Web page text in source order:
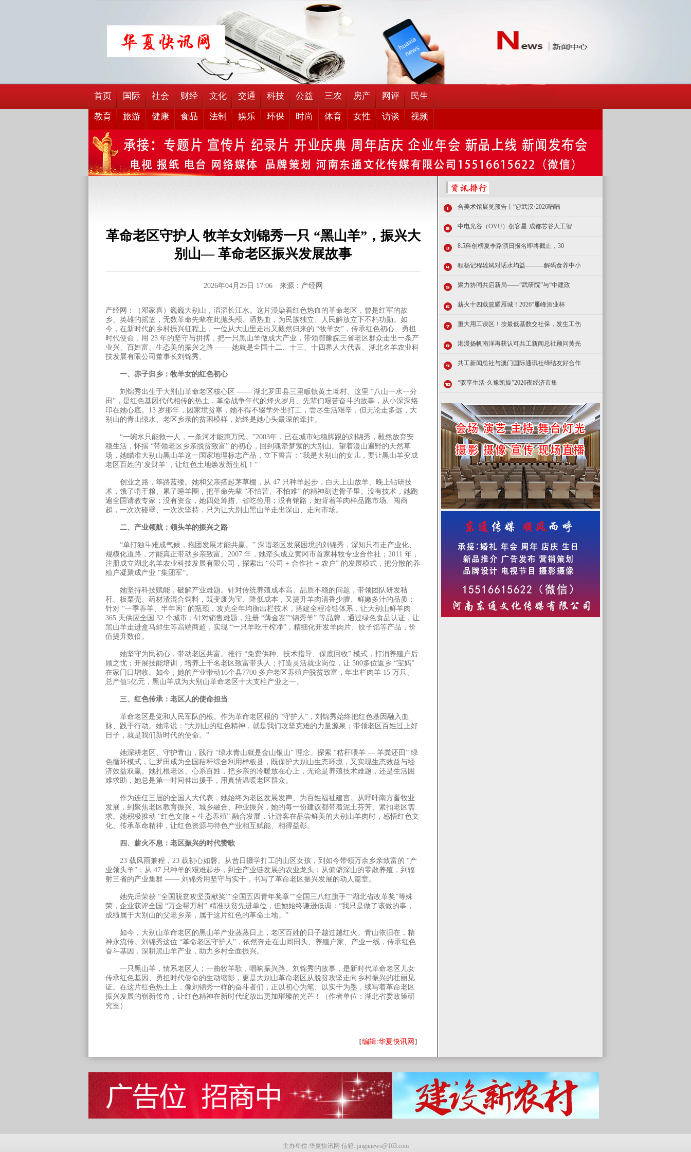
首页 国际 社会 财经 文化 交通 科技 公益 三农 房产 网评 民生
教育 旅游 健康 食品 法制 娱乐 环保 时尚 体育 女性 访谈 视频
革命老区守护人 牧羊女刘锦秀一只 “黑山羊”，振兴大
别山— 革命老区振兴发展故事
2026年04月29日 17:06 来源：产经网
产经网：（邓家喜）巍巍大别山，滔滔长江水。这片浸染着红色热血的革命老区，曾是红军的故
乡、英雄的摇篮，无数革命先辈在此抛头颅、洒热血，为民族独立、人民解放立下不朽功勋。如
今，在新时代的乡村振兴征程上，一位从大山里走出又毅然归来的 “牧羊女”，传承红色初心、勇担
时代使命，用 23 年的坚守与拼搏，把一只黑山羊做成大产业，带领鄂豫皖三省老区群众走出一条产
业兴、百姓富、生态美的振兴之路 —— 她就是全国十二、十三、十四界人大代表、湖北名羊农业科
技发展有限公司董事长刘锦秀。
一、赤子归乡：牧羊女的红色初心
刘锦秀出生于大别山革命老区核心区 —— 湖北罗田县三里畈镇黄土坳村。这里 “八山一水一分
田”，是红色基因代代相传的热土，革命战争年代的烽火岁月、先辈们艰苦奋斗的故事，从小深深烙
印在她心底。13 岁那年，因家境贫寒，她不得不辍学外出打工，尝尽生活艰辛，但无论走多远，大
别山的青山绿水、老区乡亲的贫困模样，始终是她心头最深的牵挂。
“一碗水只能救一人，一条河才能惠万民。”2003年，已在城市站稳脚跟的刘锦秀，毅然放弃安
稳生活，怀揣 “带领老区乡亲脱贫致富” 的初心，回到魂牵梦萦的大别山。望着漫山遍野的天然草
场，她瞄准大别山黑山羊这一国家地理标志产品，立下誓言：“我是大别山的女儿，要让黑山羊变成
老区百姓的‘发财羊’，让红色土地焕发新生机！”
创业之路，筚路蓝缕。她和父亲搭起茅草棚，从 47 只种羊起步，白天上山放羊、晚上钻研技
术，饿了啃干粮、累了睡羊圈，把革命先辈 “不怕苦、不怕难” 的精神刻进骨子里。没有技术，她跑
遍全国请教专家；没有资金，她四处筹措、省吃俭用；没有销路，她背着羊肉样品跑市场、闯商
超，一次次碰壁、一次次坚持，只为让大别山黑山羊走出深山、走向市场。
二、产业领航：领头羊的振兴之路
“单打独斗难成气候，抱团发展才能共赢。” 深谙老区发展困境的刘锦秀，深知只有走产业化、
规模化道路，才能真正带动乡亲致富。2007 年，她牵头成立黄冈市首家林牧专业合作社；2011 年，
注册成立湖北名羊农业科技发展有限公司，探索出 “公司 + 合作社 + 农户” 的发展模式，把分散的养
殖户凝聚成产业 “集团军”。
她坚持科技赋能，破解产业难题。针对传统养殖成本高、品质不稳的问题，带领团队研发秸
秆、板栗壳、药材渣混合饲料，既变废为宝、降低成本，又提升羊肉清香少膻、鲜嫩多汁的品质；
针对 “一季养羊、半年闲” 的瓶颈，攻克全年均衡出栏技术，搭建全程冷链体系，让大别山鲜羊肉
365 天供应全国 32 个城市；针对销售难题，注册 “薄金寨”“锦秀羊” 等品牌，通过绿色食品认证，让
黑山羊走进盒马鲜生等高端商超，实现 “一只羊吃干榨净”，精细化开发羊肉片、饺子馅等产品，价
值提升数倍。
她坚守为民初心，带动老区共富。推行 “免费供种、技术指导、保底回收” 模式，打消养殖户后
顾之忧；开展技能培训，培养上千名老区致富带头人；打造灵活就业岗位，让 500多位返乡 “宝妈”
在家门口增收。如今，她的产业带动16个县7700 多户老区养殖户脱贫致富，年出栏肉羊 15 万只、
总产值5亿元，黑山羊成为大别山革命老区十大支柱产业之一。
三、红色传承：老区人的使命担当
革命老区是党和人民军队的根。作为革命老区根的 “守护人”，刘锦秀始终把红色基因融入血
脉、践于行动。她常说：“大别山的红色精神，就是我们攻坚克难的力量源泉；带领老区百姓过上好
日子，就是我们新时代的使命。”
她深耕老区、守护青山，践行 “绿水青山就是金山银山” 理念。探索 “秸秆喂羊 — 羊粪还田” 绿
色循环模式，让罗田成为全国秸秆综合利用样板县，既保护大别山生态环境，又实现生态效益与经
济效益双赢。她扎根老区、心系百姓，把乡亲的冷暖放在心上，无论是养殖技术难题，还是生活困
难求助，她总是第一时间伸出援手，用真情温暖老区群众。
作为连任三届的全国人大代表，她始终为老区发展发声、为百姓福祉建言。从呼吁南方畜牧业
发展，到聚焦老区教育振兴、城乡融合、种业振兴，她的每一份建议都带着泥土芬芳、紧扣老区需
求。她积极推动 “红色文旅 + 生态养殖” 融合发展，让游客在品尝鲜美的大别山羊肉时，感悟红色文
化、传承革命精神，让红色资源与特色产业相互赋能、相得益彰。
四、薪火不息：老区振兴的时代赞歌
23 载风雨兼程，23 载初心如磐。从昔日辍学打工的山区女孩，到如今带领万余乡亲致富的 “产
业领头羊”；从 47 只种羊的艰难起步，到全产业链发展的农业龙头；从偏僻深山的零散养殖，到辐
射三省的产业集群 —— 刘锦秀用坚守与实干，书写了革命老区振兴发展的动人篇章。
她先后荣获 “全国脱贫攻坚贡献奖”“全国五四青年奖章”“全国三八红旗手”“湖北省改革奖”等殊
荣，企业获评全国 “万企帮万村” 精准扶贫先进单位，但她始终谦逊低调：“我只是做了该做的事，
成绩属于大别山的父老乡亲，属于这片红色的革命土地。”
如今，大别山革命老区的黑山羊产业蒸蒸日上，老区百姓的日子越过越红火。青山依旧在，精
神永流传。刘锦秀这位 “革命老区守护人”，依然奔走在山间田头、养殖户家、产业一线，传承红色
奋斗基因，深耕黑山羊产业，助力乡村全面振兴。
一只黑山羊，情系老区人；一曲牧羊歌，唱响振兴路。刘锦秀的故事，是新时代革命老区儿女
传承红色基因、勇担时代使命的生动缩影，更是大别山革命老区从脱贫攻坚走向乡村振兴的壮丽见
证。在这片红色热土上，像刘锦秀一样的奋斗者们，正以初心为笔、以实干为墨，续写着革命老区
振兴发展的崭新传奇，让红色精神在新时代绽放出更加璀璨的光芒！（作者单位：湖北省委政策研
究室）
【编辑:华夏快讯网 】
合美术馆展览预告丨“@武汉·2026喃喃
中电光谷（OVU）创客星·成都芯谷人工智
8.5科创榜夏季路演日报名即将截止，30
程杨记程雄斌对话水均益———解码食养中小
聚力协同共启新局——“武研院”与“中建政
薪火十四载篮耀雁城！2026“雁峰酒业杯
重大用工误区！按最低基数交社保，发生工伤
港漫扬帆南洋再获认可共工新闻总社顾问黄光
共工新闻总社与澳门国际通讯社缔结友好合作
“驭享生活·久豫凯旋”2026夜经济市集
主办单位:华夏快讯网 信箱: jingjinews@163.com